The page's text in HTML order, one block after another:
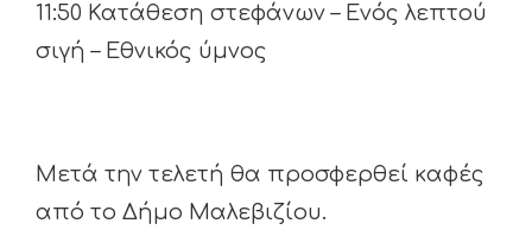
11:50 Κατάθεση στεφάνων – Ενός λεπτού
σιγή – Εθνικός ύμνος
Μετά την τελετή θα προσφερθεί καφές
από το Δήμο Μαλεβιζίου.